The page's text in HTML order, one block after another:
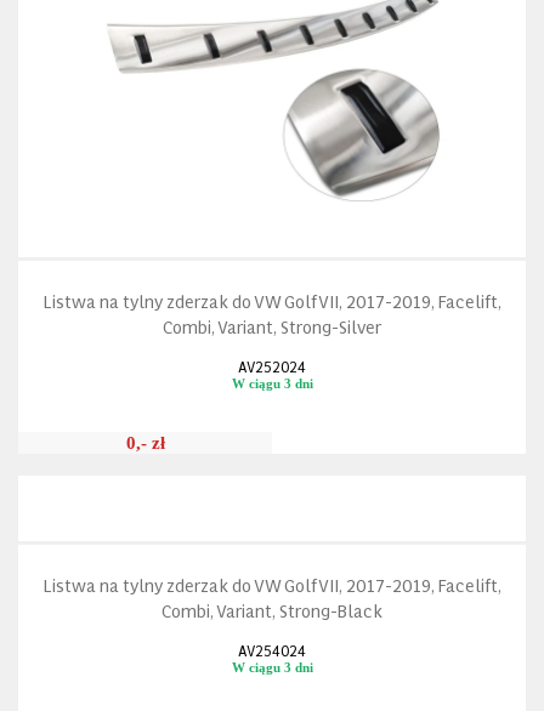
Listwa na tylny zderzak do VW Golf VII, 2017-2019, Facelift,
Combi, Variant, Strong-Silver
AV252024
W ciągu 3 dni
0,- zł
Listwa na tylny zderzak do VW Golf VII, 2017-2019, Facelift,
Combi, Variant, Strong-Black
AV254024
W ciągu 3 dni